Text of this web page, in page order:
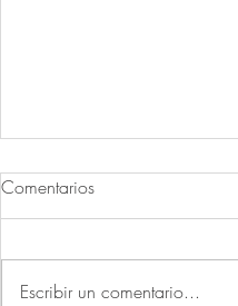
Comentarios
Escribir un comentario...